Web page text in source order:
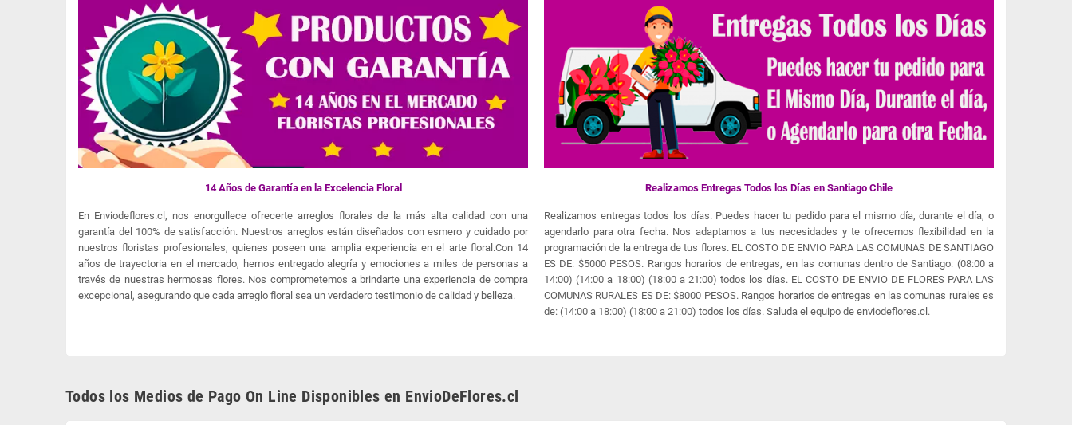
14 Años de Garantía en la Excelencia Floral
En Enviodeflores.cl, nos enorgullece ofrecerte arreglos florales de la más alta calidad con una
garantía del 100% de satisfacción. Nuestros arreglos están diseñados con esmero y cuidado por
nuestros floristas profesionales, quienes poseen una amplia experiencia en el arte floral.Con 14
años de trayectoria en el mercado, hemos entregado alegría y emociones a miles de personas a
través de nuestras hermosas flores. Nos comprometemos a brindarte una experiencia de compra
excepcional, asegurando que cada arreglo floral sea un verdadero testimonio de calidad y belleza.
Realizamos Entregas Todos los Días en Santiago Chile
Realizamos entregas todos los días. Puedes hacer tu pedido para el mismo día, durante el día, o
agendarlo para otra fecha. Nos adaptamos a tus necesidades y te ofrecemos flexibilidad en la
programación de la entrega de tus flores. EL COSTO DE ENVIO PARA LAS COMUNAS DE SANTIAGO
ES DE: $5000 PESOS. Rangos horarios de entregas, en las comunas dentro de Santiago: (08:00 a
14:00) (14:00 a 18:00) (18:00 a 21:00) todos los días. EL COSTO DE ENVIO DE FLORES PARA LAS
COMUNAS RURALES ES DE: $8000 PESOS. Rangos horarios de entregas en las comunas rurales es
de: (14:00 a 18:00) (18:00 a 21:00) todos los días. Saluda el equipo de enviodeflores.cl.
Todos los Medios de Pago On Line Disponibles en EnvioDeFlores.cl